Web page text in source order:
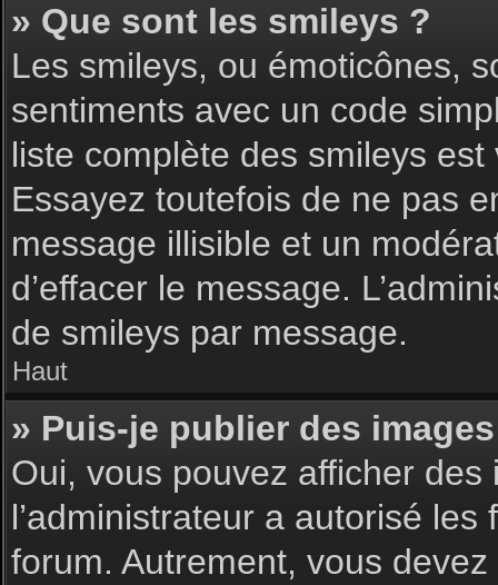
» Que sont les smileys ?
Les smileys, ou émoticônes,
sentiments avec un code
liste complète des smileys
Essayez toutefois de ne pas
message illisible et un
d’effacer le message.
de smileys par message.
Haut
» Puis-je publier des
Oui, vous pouvez afficher
l’administrateur a autorisé
forum. Autrement, vous